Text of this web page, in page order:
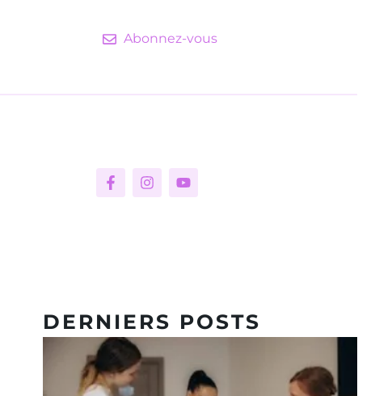
Abonnez-vous
DERNIERS POSTS